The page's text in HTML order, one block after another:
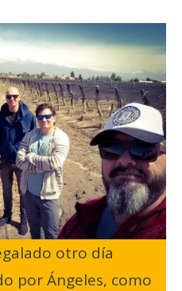
otro día
por Ángeles, como